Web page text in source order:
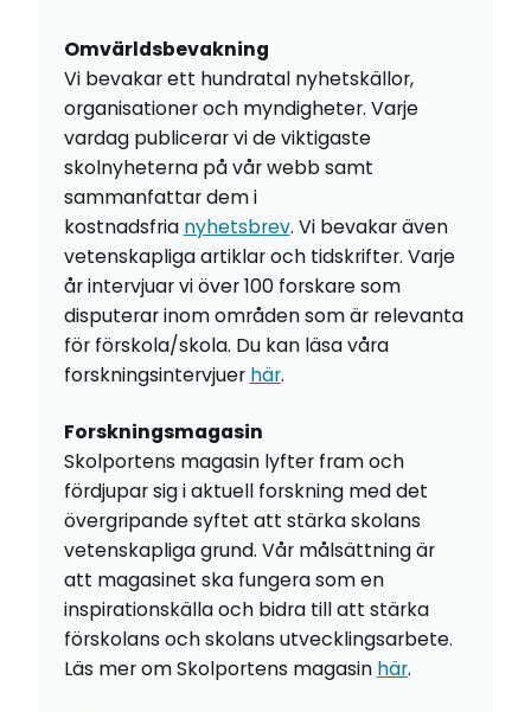
Omvärldsbevakning
Vi bevakar ett hundratal nyhetskällor,
organisationer och myndigheter. Varje
vardag publicerar vi de viktigaste
skolnyheterna på vår webb samt
sammanfattar dem i
kostnadsfria nyhetsbrev. Vi bevakar även
vetenskapliga artiklar och tidskrifter. Varje
år intervjuar vi över 100 forskare som
disputerar inom områden som är relevanta
för förskola/skola. Du kan läsa våra
forskningsintervjuer här.
Forskningsmagasin
Skolportens magasin lyfter fram och
fördjupar sig i aktuell forskning med det
övergripande syftet att stärka skolans
vetenskapliga grund. Vår målsättning är
att magasinet ska fungera som en
inspirationskälla och bidra till att stärka
förskolans och skolans utvecklingsarbete.
Läs mer om Skolportens magasin här.